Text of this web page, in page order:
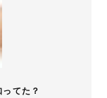
てた？